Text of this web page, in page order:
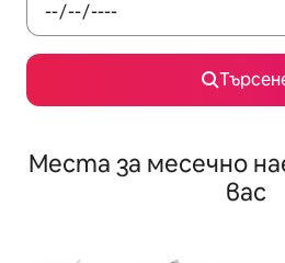
Места за месечно
вас